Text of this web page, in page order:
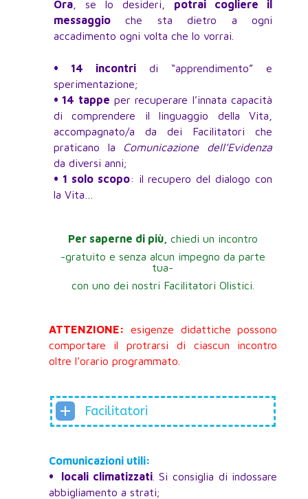
Ora, se lo desideri,
potrai cogliere il
messaggioche sta dietro a ogni
accadimento ogni volta che lo vorrai.
• 14 incontridi “apprendimento” e
sperimentazione;
• 14 tappe per recuperare l’innata capacità
di comprendere il linguaggio della Vita,
accompagnato/a da dei Facilitatori che
praticano la Comunicazione dell’Evidenza
da diversi anni;
• 1 solo scopo: il recupero del dialogo con
la Vita…
Per saperne di più, chiedi un incontro
-gratuito e senza alcun impegno da parte
tua-
con uno dei nostri Facilitatori Olistici.
ATTENZIONE: esigenze didattiche possono
comportare il protrarsi di ciascun incontro
oltre l’orario programmato.
Facilitatori
Comunicazioni utili:
• locali climatizzati. Si consiglia di indossare
abbigliamento a strati;